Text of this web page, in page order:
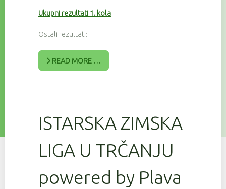
Ukupni rezultati 1. kola
Ostali rezultati:
READ MORE …
ISTARSKA ZIMSKA
LIGA U TRČANJU
powered by Plava